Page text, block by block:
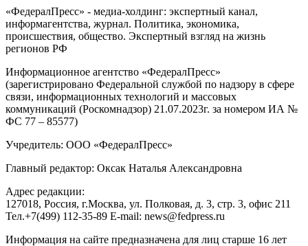
«ФедералПресс» - медиа-холдинг: экспертный канал,
информагентства, журнал. Политика, экономика,
происшествия, общество. Экспертный взгляд на жизнь
регионов РФ
Информационное агентство «ФедералПресс»
(зарегистрировано Федеральной службой по надзору в сфере
связи, информационных технологий и массовых
коммуникаций (Роскомнадзор) 21.07.2023г. за номером ИА №
ФС 77 – 85577)
Учредитель: ООО «ФедералПресс»
Главный редактор: Оксак Наталья Александровна
Адрес редакции:
127018, Россия, г.Москва, ул. Полковая, д. 3, стр. 3, офис 211
Тел.+7(499) 112-35-89 E-mail: news@fedpress.ru
Информация на сайте предназначена для лиц старше 16 лет